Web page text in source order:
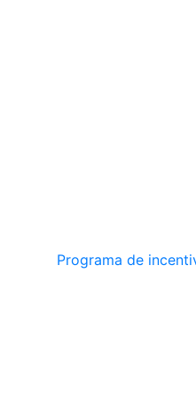
Programa de